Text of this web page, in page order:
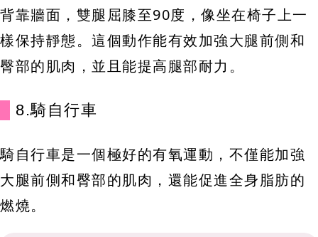
背靠牆面，雙腿屈膝至90度，像坐在椅子上一
樣保持靜態。這個動作能有效加強大腿前側和
臀部的肌肉，並且能提高腿部耐力。
8.騎自行車
騎自行車是一個極好的有氧運動，不僅能加強
大腿前側和臀部的肌肉，還能促進全身脂肪的
燃燒。